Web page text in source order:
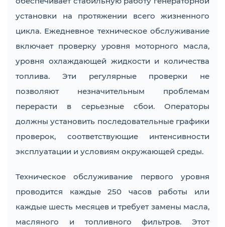
установки на протяжении всего жизненного
цикла. Ежедневное техническое обслуживание
включает проверку уровня моторного масла,
уровня охлаждающей жидкости и количества
топлива. Эти регулярные проверки не
позволяют незначительным проблемам
перерасти в серьезные сбои. Операторы
должны установить последовательные графики
проверок, соответствующие интенсивности
эксплуатации и условиям окружающей среды.
Техническое обслуживание первого уровня
проводится каждые 250 часов работы или
каждые шесть месяцев и требует замены масла,
масляного и топливного фильтров. Этот